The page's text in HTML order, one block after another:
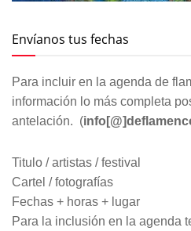
Envíanos tus fechas
Para incluir en la agenda de
información lo más completa
antelación. (
Titulo / artistas / festival
Cartel / fotografías
Fechas + horas + lugar
Para la inclusión en la agenda